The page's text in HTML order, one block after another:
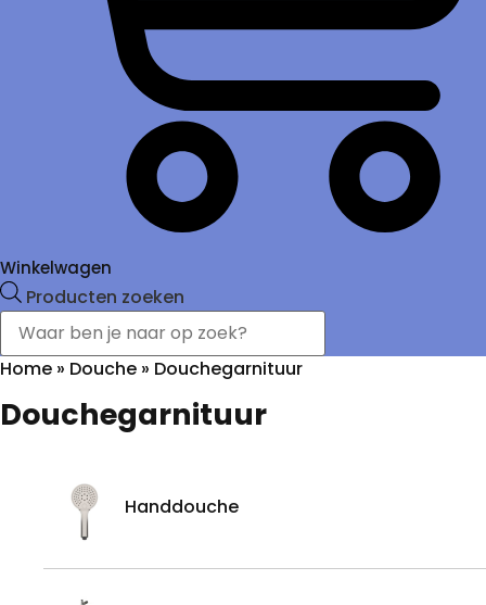
Winkelwagen
Producten zoeken
Home » Douche » Douchegarnituur
Douchegarnituur
Handdouche